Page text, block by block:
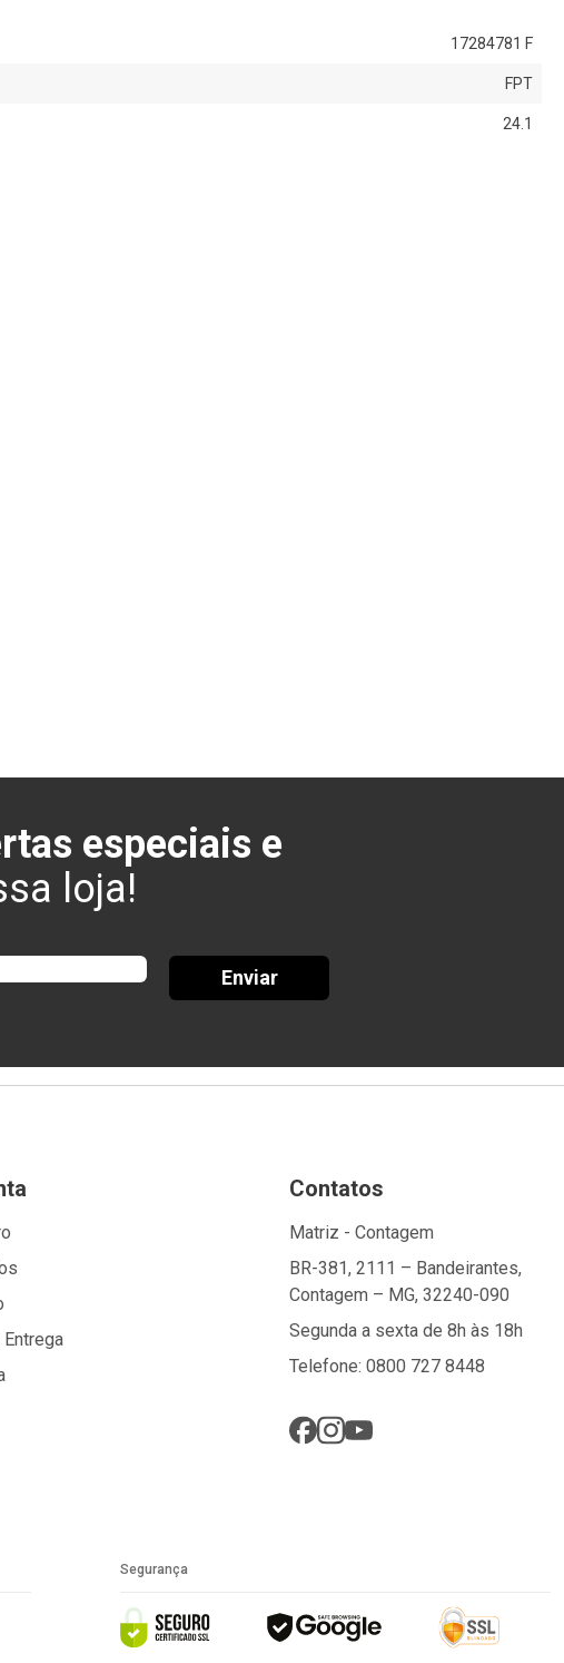
17284781 F
FPT
24.1
especiais e
loja!
Enviar
Contatos
Matriz - Contagem
BR-381, 2111 – Bandeirantes,
Contagem – MG, 32240-090
Segunda a sexta de 8h às 18h
Telefone: 0800 727 8448
Segurança